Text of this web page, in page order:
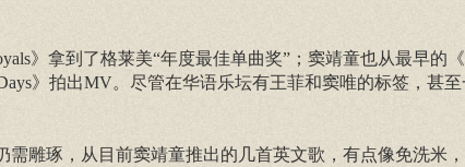
》拿到了格莱美“年度最佳单曲奖”；窦靖童也从最早的
》拍出MV。尽管在华语乐坛有王菲和窦唯的标签，甚
雕琢，从目前窦靖童推出的几首英文歌，有点像免洗米